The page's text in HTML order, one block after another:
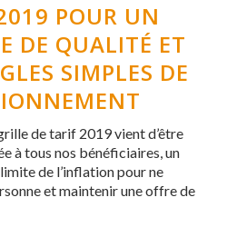
POUR UN
DE QUALITÉ ET
SIMPLES DE
de tarif 2019 vient d’être
à tous nos bénéficiaires, un
de l’inflation pour ne
et maintenir une offre de